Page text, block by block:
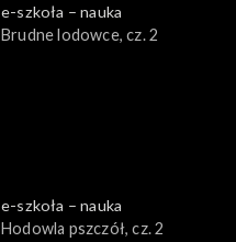
e-szkoła – nauka
Brudne lodowce, cz. 2
e-szkoła – nauka
Hodowla pszczół, cz. 2